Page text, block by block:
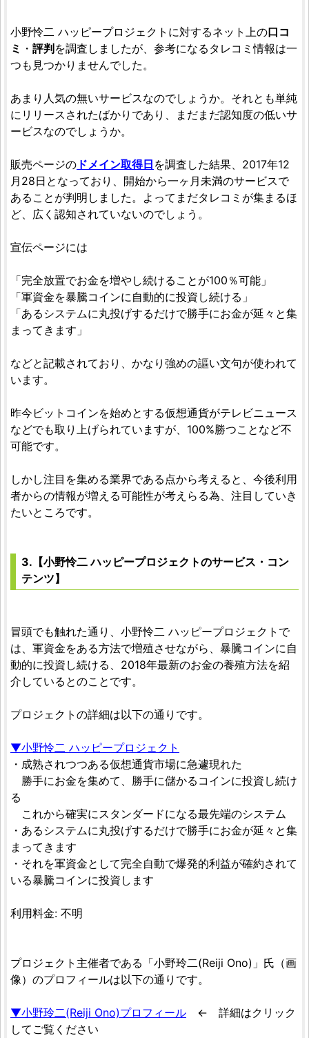
小野怜二 ハッピープロジェクトに対するネット上の口コ
ミ ・ 評判 を調査しましたが、参考になるタレコミ情報は一
つも見つかりませんでした。
あまり人気の無いサービスなのでしょうか。それとも単純
にリリースされたばかりであり、まだまだ認知度の低いサ
ービスなのでしょうか。
販売ページの ドメイン取得日 を調査した結果、2017年12
月28日となっており、開始から一ヶ月未満のサービスで
あることが判明しました。よってまだタレコミが集まるほ
ど、広く認知されていないのでしょう。
宣伝ページには
「完全放置でお金を増やし続けることが100％可能」
「軍資金を暴騰コインに自動的に投資し続ける」
「あるシステムに丸投げするだけで勝手にお金が延々と集
まってきます」
などと記載されており、かなり強めの謳い文句が使われて
います。
昨今ビットコインを始めとする仮想通貨がテレビニュース
などでも取り上げられていますが、100%勝つことなど不
可能です。
しかし注目を集める業界である点から考えると、今後利用
者からの情報が増える可能性が考えらる為、注目していき
たいところです。
3.【小野怜二 ハッピープロジェクトのサービス・コン
テンツ】
冒頭でも触れた通り、小野怜二 ハッピープロジェクトで
は、軍資金をある方法で増殖させながら、暴騰コインに自
動的に投資し続ける、2018年最新のお金の養殖方法を紹
介しているとのことです。
プロジェクトの詳細は以下の通りです。
▼小野怜二 ハッピープロジェクト
・成熟されつつある仮想通貨市場に急遽現れた
勝手にお金を集めて、勝手に儲かるコインに投資し続け
る
これから確実にスタンダードになる最先端のシステム
・あるシステムに丸投げするだけで勝手にお金が延々と集
まってきます
・それを軍資金として完全自動で爆発的利益が確約されて
いる暴騰コインに投資します
利用料金: 不明
プロジェクト主催者である「小野玲二(Reiji Ono)」氏（画
像）のプロフィールは以下の通りです。
▼小野玲二(Reiji Ono)プロフィール ← 詳細はクリック
してご覧ください